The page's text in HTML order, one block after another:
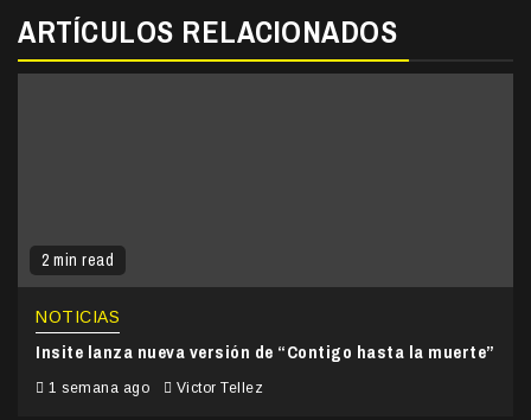
ARTÍCULOS RELACIONADOS
2 min read
NOTICIAS
Insite lanza nueva versión de “Contigo hasta la muerte”
1 semana ago Victor Tellez